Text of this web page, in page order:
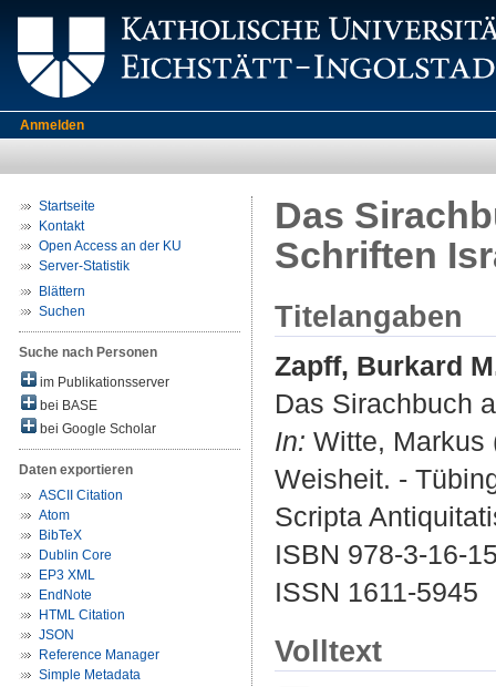
Anmelden
Startseite
Kontakt
Open Access an der KU
Server-Statistik
Blättern
Suchen
Suche nach Personen
im Publikationsserver
bei BASE
bei Google Scholar
Daten exportieren
ASCII Citation
Atom
BibTeX
Dublin Core
EP3 XML
EndNote
HTML Citation
JSON
Reference Manager
Simple Metadata
Das
Schriften
Titelangaben
Zapff, Burkard
Das Sirachbuch
In: Witte, Markus
Weisheit. -
Scripta
ISBN 978-3-16-
ISSN 1611-5945
Volltext